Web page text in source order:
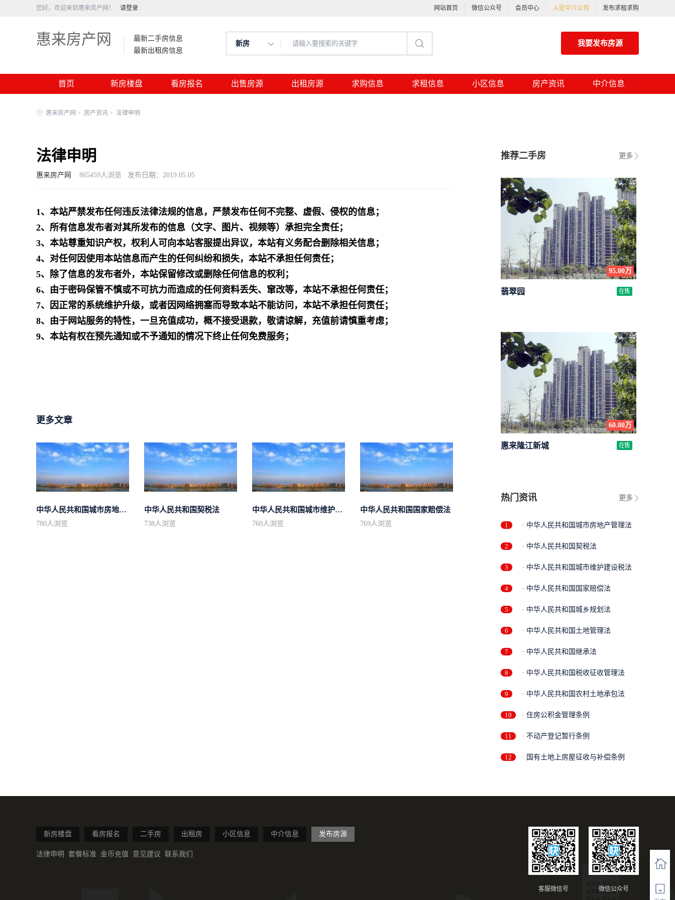
您好，欢迎来到惠来房产网！ 请登录 网站首页 微信公众号 会员中心 入驻中介公司 发布求租求购
惠来房产网
最新二手房信息
最新出租房信息
新房 我要发布房源
首页 新房楼盘 看房报名 出售房源 出租房源 求购信息 求租信息 小区信息 房产资讯 中介信息
惠来房产网 > 房产资讯 > 法律申明
法律申明
惠来房产网 865459人浏览 发布日期：2019.05.05
1、本站严禁发布任何违反法律法规的信息，严禁发布任何不完整、虚假、侵权的信息；
2、所有信息发布者对其所发布的信息（文字、图片、视频等）承担完全责任；
3、本站尊重知识产权，权利人可向本站客服提出异议，本站有义务配合删除相关信息；
4、对任何因使用本站信息而产生的任何纠纷和损失，本站不承担任何责任；
5、除了信息的发布者外，本站保留修改或删除任何信息的权利；
6、由于密码保管不慎或不可抗力而造成的任何资料丢失、窜改等，本站不承担任何责任；
7、因正常的系统维护升级，或者因网络拥塞而导致本站不能访问，本站不承担任何责任；
8、由于网站服务的特性，一旦充值成功，概不接受退款，敬请谅解，充值前请慎重考虑；
9、本站有权在预先通知或不予通知的情况下终止任何免费服务；
更多文章
中华人民共和国城市房地产管理法
780人浏览
中华人民共和国契税法
738人浏览
中华人民共和国城市维护建设税法
760人浏览
中华人民共和国国家赔偿法
769人浏览
更多
推荐二手房
95.00万
翡翠园 在售
60.00万
惠来隆江新城 在售
更多
热门资讯
1 · 中华人民共和国城市房地产管理法
2 · 中华人民共和国契税法
3 · 中华人民共和国城市维护建设税法
4 · 中华人民共和国国家赔偿法
5 · 中华人民共和国城乡规划法
6 · 中华人民共和国土地管理法
7 · 中华人民共和国继承法
8 · 中华人民共和国税收征收管理法
9 · 中华人民共和国农村土地承包法
10 · 住房公积金管理条例
11 · 不动产登记暂行条例
12 · 国有土地上房屋征收与补偿条例
新房楼盘 看房报名 二手房 出租房 小区信息 中介信息 发布房源
法律申明 套餐标准 金币充值 意见建议 联系我们
微信公众号
客服微信号